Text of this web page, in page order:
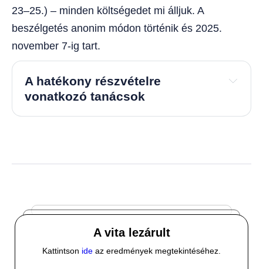
23–25.) – minden költségedet mi álljuk. A
beszélgetés anonim módon történik és 2025.
november 7-ig tart.
A hatékony részvételre
vonatkozó tanácsok
Kérjük vedd figyelembe más közösségek
kontextusát (például, amikor a saját
közösségedről beszélsz, ne említsd meg az a
nevén – a nagyköveted linkjén keresztül